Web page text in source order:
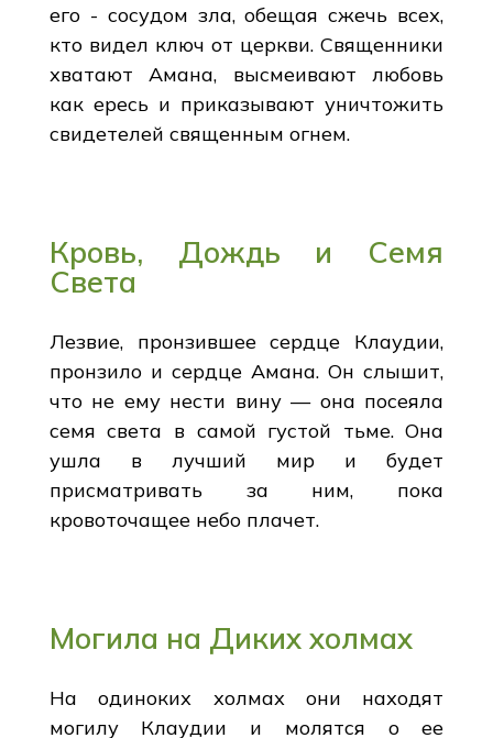
его - сосудом зла, обещая сжечь всех,
кто видел ключ от церкви. Священники
хватают Амана, высмеивают любовь
как ересь и приказывают уничтожить
свидетелей священным огнем.
Кровь, Дождь и Семя
Света
Лезвие, пронзившее сердце Клаудии,
пронзило и сердце Амана. Он слышит,
что не ему нести вину — она посеяла
семя света в самой густой тьме. Она
ушла в лучший мир и будет
присматривать за ним, пока
кровоточащее небо плачет.
Могила на Диких холмах
На одиноких холмах они находят
могилу Клаудии и молятся о ее